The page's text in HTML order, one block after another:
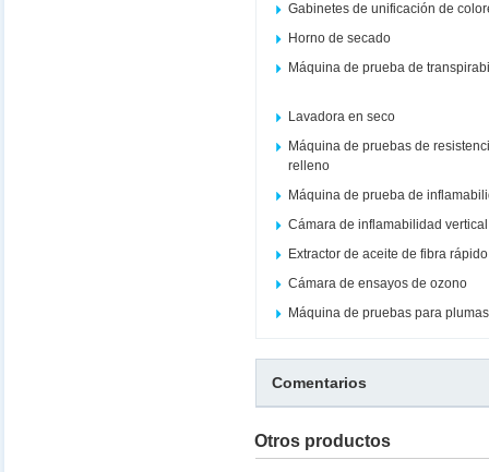
Gabinetes de unificación de
Horno de secado
Máquina de prueba de
Lavadora en seco
Máquina de pruebas de
relleno
Máquina de prueba de
Cámara de inflamabilidad vertical
Extractor de aceite de fibra
Cámara de ensayos de ozono
Máquina de pruebas para
Comentarios
Otros productos